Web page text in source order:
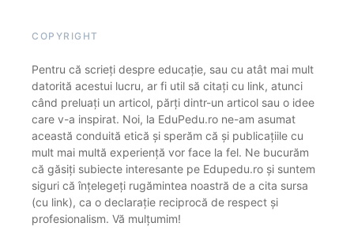
COPYRIGHT
Pentru că scrieți despre educație, sau cu atât mai mult
datorită acestui lucru, ar fi util să citați cu link, atunci
când preluați un articol, părți dintr-un articol sau o idee
care v-a inspirat. Noi, la EduPedu.ro ne-am asumat
această conduită etică și sperăm că și publicațiile cu
mult mai multă experiență vor face la fel. Ne bucurăm
că găsiți subiecte interesante pe Edupedu.ro și suntem
siguri că înțelegeți rugămintea noastră de a cita sursa
(cu link), ca o declarație reciprocă de respect și
profesionalism. Vă mulțumim!